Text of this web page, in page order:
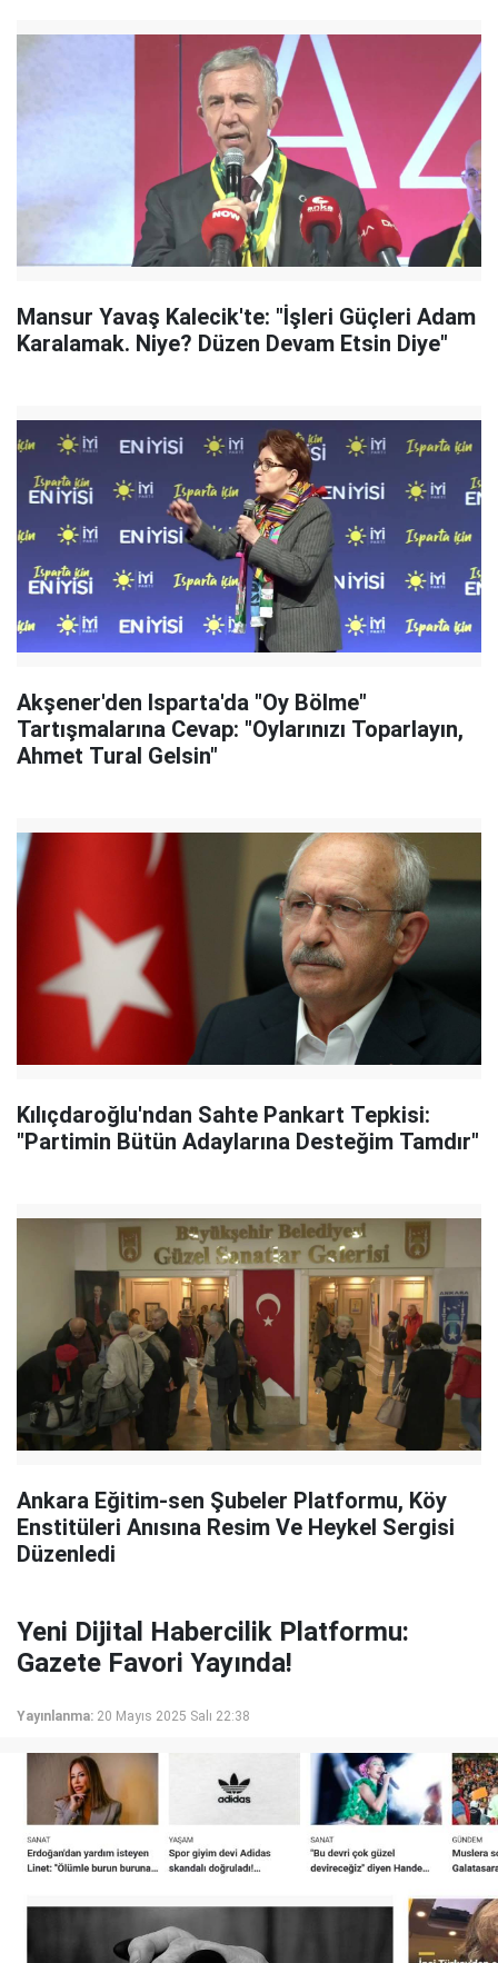
Mansur Yavaş Kalecik'te: "İşleri Güçleri Adam
Karalamak. Niye? Düzen Devam Etsin Diye"
Akşener'den Isparta'da "Oy Bölme"
Tartışmalarına Cevap: "Oylarınızı Toparlayın,
Ahmet Tural Gelsin"
Kılıçdaroğlu'ndan Sahte Pankart Tepkisi:
"Partimin Bütün Adaylarına Desteğim Tamdır"
Ankara Eğitim-sen Şubeler Platformu, Köy
Enstitüleri Anısına Resim Ve Heykel Sergisi
Düzenledi
Yeni Dijital Habercilik Platformu:
Gazete Favori Yayında!
Yayınlanma: 20 Mayıs 2025 Salı 22:38